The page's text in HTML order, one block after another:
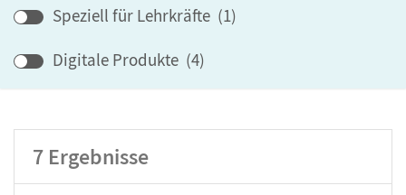
Klassenstufe
GER-Niveau
Produktart
Speziell für Lehrkräfte (1)
Digitale Produkte (4)
7 Ergebnisse